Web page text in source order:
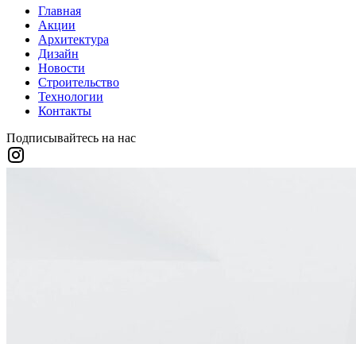
Главная
Акции
Архитектура
Дизайн
Новости
Строительство
Технологии
Контакты
Подписывайтесь на нас